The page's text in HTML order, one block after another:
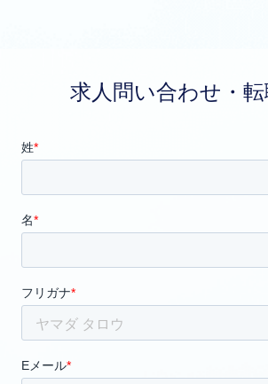
求人問い合わせ・